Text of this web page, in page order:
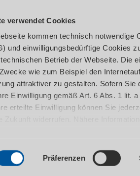
verwendet Cookies
kommen technisch notwendige
und einwilligungsbedürftige Cookies
Betrieb der Webseite. Die
wie zum Beispiel den
attraktiver zu gestalten. Sofern
Einwilligung gemäß Art. 6 Abs. 1 lit.
erteilte Einwilligung können Sie
Präferenzen